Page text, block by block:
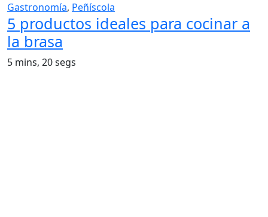
Gastronomía, Peñíscola
5 productos ideales para cocinar a
la brasa
5 mins, 20 segs